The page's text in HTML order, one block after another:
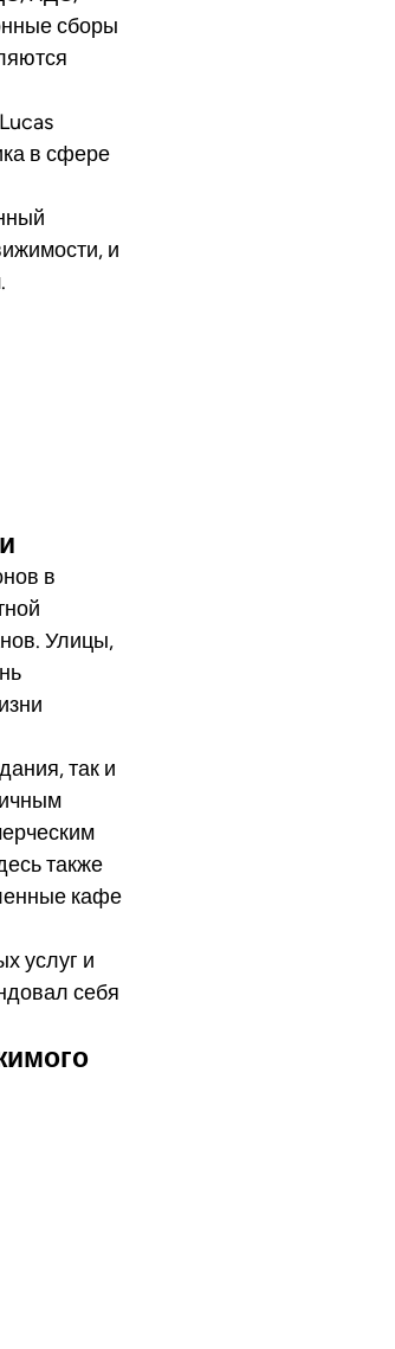
сборы
в сфере
и
в
Улицы,
так и
также
кафе
услуг и
себя